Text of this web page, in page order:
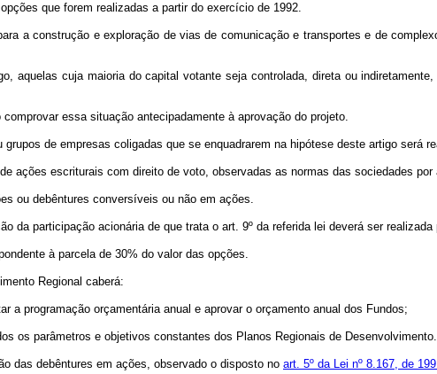
que forem realizadas a partir do exercício de 1992.
a construção e exploração de vias de comunicação e transportes e de
aquelas cuja maioria do capital votante seja controlada, direta ou
essa situação antecipadamente à aprovação do projeto.
de empresas coligadas que se enquadrarem na hipótese deste artigo será
ações escriturais com direito de voto, observadas as normas das sociedades por
ou debêntures conversíveis ou não em ações.
da participação acionária de que trata o art. 9º da referida lei deverá ser
à parcela de 30% do valor das opções.
Regional caberá:
a programação orçamentária anual e aprovar o orçamento anual dos Fundos;
os parâmetros e objetivos constantes dos Planos Regionais de Desenvolvimento.
das debêntures em ações, observado o disposto no art. 5º da Lei nº 8.167, de